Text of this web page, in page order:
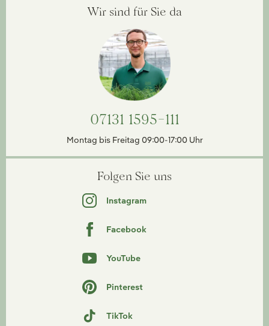
Wir sind für Sie da
07131 1595-111
Montag bis Freitag 09:00-17:00 Uhr
Folgen Sie uns
Instagram
Facebook
YouTube
Pinterest
TikTok